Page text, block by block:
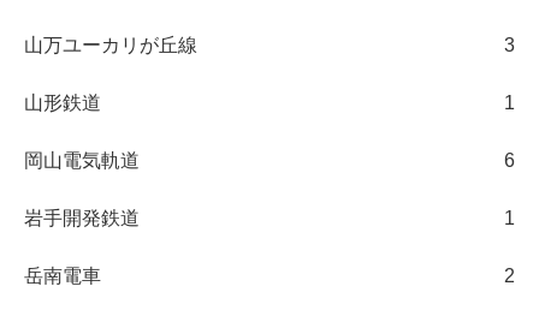
山万ユーカリが丘線 3
山形鉄道 1
岡山電気軌道 6
岩手開発鉄道 1
岳南電車 2